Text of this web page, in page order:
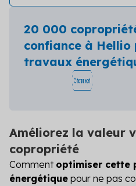
20 000
confiance à Hellio
travaux
Améliorez la valeur
copropriété
Comment optimiser cette
énergétique pour ne pas